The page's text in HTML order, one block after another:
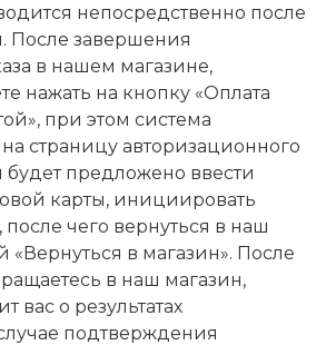
непосредственно после
После завершения
в нашем магазине,
нажать на кнопку «Оплата
при этом система
страницу авторизационного
будет предложено ввести
карты, инициировать
чего вернуться в наш
«Вернуться в магазин». После
в наш магазин,
вас о результатах
подтверждения